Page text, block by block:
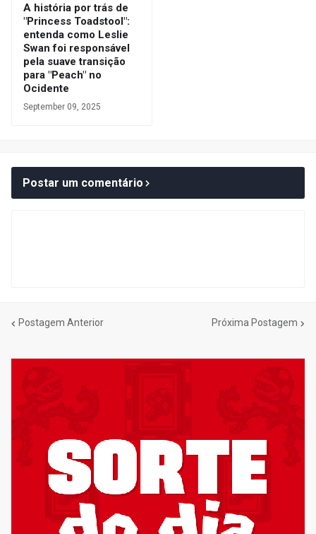
A história por trás de
"Princess Toadstool":
entenda como Leslie
Swan foi responsável
pela suave transição
para "Peach" no
Ocidente
September 09, 2025
Postar um comentário
Postagem Anterior Próxima Postagem